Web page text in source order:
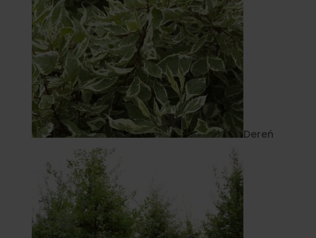
Dereń